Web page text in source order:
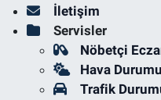
İletişim
Servisler
Nöbetçi
Hava Durumu
Trafik